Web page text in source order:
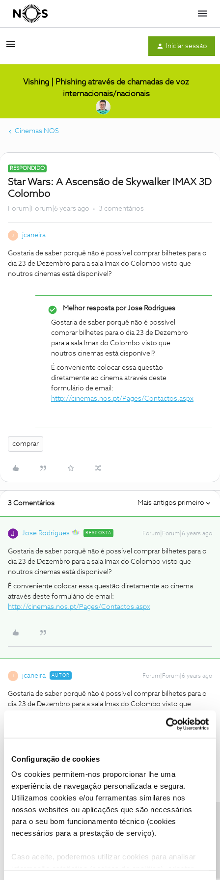
Configuração de cookies
Os cookies permitem-nos proporcionar lhe uma
experiência de navegação personalizada e segura.
Utilizamos cookies e/ou ferramentas similares nos
nossos websites ou aplicações que são necessários
para o seu bom funcionamento técnico (cookies
necessários para a prestação de serviço).
Caso aceite, poderemos utilizar cookies para analisar
Menu
Iniciar sessão
Vishing | Phishing através de chamadas de voz
internacionais/nacionais
Cinemas NOS
RESPONDIDO
Star Wars: A Ascensão de Skywalker IMAX 3D
Colombo
Forum|Forum|6 years ago 3 comentários
jcaneira
Gostaria de saber porquê não é possível comprar bilhetes para o
dia 23 de Dezembro para a sala Imax do Colombo visto que
noutros cinemas está disponível?
Melhor resposta porJose Rodrigues
Gostaria de saber porquê não é possível
comprar bilhetes para o dia 23 de Dezembro
para a sala Imax do Colombo visto que
noutros cinemas está disponível?
É conveniente colocar essa questão
diretamente ao cinema através deste
formulário de email:
http://cinemas.nos.pt/Pages/Contactos.aspx
comprar
3 Comentários Mais antigos primeiro
Jose Rodrigues RESPOSTA Forum|Forum|6 years ago
Gostaria de saber porquê não é possível comprar bilhetes para o
dia 23 de Dezembro para a sala Imax do Colombo visto que
noutros cinemas está disponível?
É conveniente colocar essa questão diretamente ao cinema
através deste formulário de email:
http://cinemas.nos.pt/Pages/Contactos.aspx
jcaneira AUTOR Forum|Forum|6 years ago
Gostaria de saber porquê não é possível comprar bilhetes para o
dia 23 de Dezembro para a sala Imax do Colombo visto que
É conveniente colocar essa questão diretamente ao cinema
Feito, obrigado!
O@Jose Rodriguesdeu uma boa ajuda.